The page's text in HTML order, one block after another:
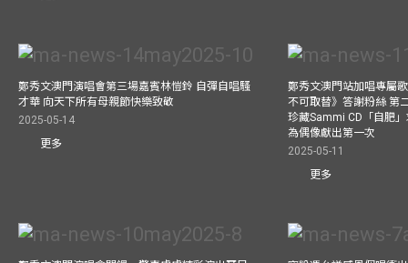
鄭秀文澳門演唱會第三場嘉賓林愷鈴 自彈自唱騷
才華 向天下所有母親節快樂致敬
2025-05-14
更多
鄭秀文澳門站加唱專屬
不可取替》答謝粉絲 第
珍藏Sammi CD「自肥
為偶像獻出第一次
2025-05-11
更多